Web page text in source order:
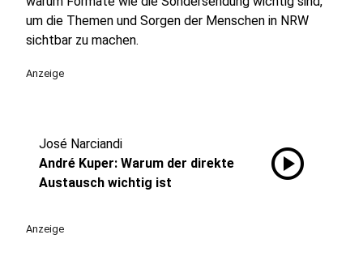
um die Themen und Sorgen der Menschen in NRW
sichtbar zu machen.
Anzeige
José Narciandi
André Kuper: Warum der direkte
Austausch wichtig ist
play_circle
Anzeige